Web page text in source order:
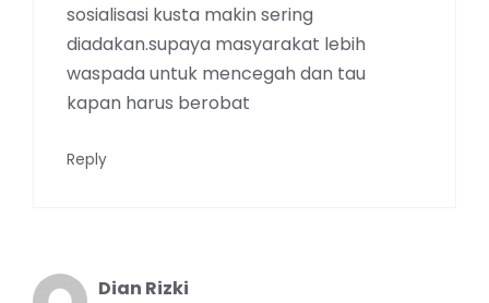
sosialisasi kusta makin sering
diadakan.supaya masyarakat lebih
waspada untuk mencegah dan tau
kapan harus berobat
Reply
Dian Rizki